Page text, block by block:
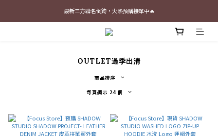
最新三方聯名倒鉤，火熱預購接單中🔥
最新三方聯名倒鉤，火熱預購接單中🔥
📢 Follow our Instagram 📢 (Click Me)
最新三方聯名倒鉤，火熱預購接單中🔥
OUTLET過季出清
商品排序
每頁顯示 24 個